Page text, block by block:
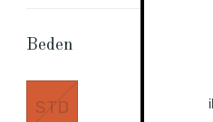
Beden
STD